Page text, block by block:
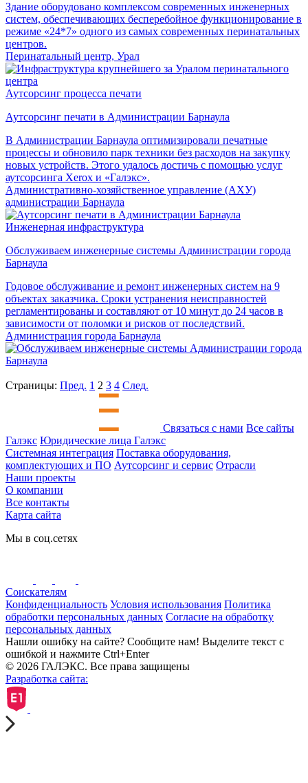
Здание оборудовано комплексом современных инженерных
систем, обеспечивающих бесперебойное функционирование в
режиме «24*7» одного из самых современных перинатальных
центров.
Перинатальный центр, Урал
Аутсорсинг процесса печати
Аутсорсинг печати в Администрации Барнаула
В Администрации Барнаула оптимизировали печатные
процессы и обновило парк техники без расходов на закупку
новых устройств. Этого удалось достичь с помощью услуг
аутсорсинга Xerox и «Галэкс».
Административно-хозяйственное управление (АХУ)
администрации Барнаула
Инженерная инфраструктура
Обслуживаем инженерные системы Администрации города
Барнаула
Годовое обслуживание и ремонт инженерных систем на 9
объектах заказчика. Сроки устранения неисправностей
регламентированы и составляют от 10 минут до 24 часов в
зависимости от поломки и рисков от последствий.
Администрация города Барнаула
Страницы: Пред. 1 2 3 4 След.
Связаться с нами Все сайты
Галэкс Юридические лица Галэкс
Системная интеграция Поставка оборудования,
комплектующих и ПО Аутсорсинг и сервис Отрасли
Наши проекты
О компании
Все контакты
Карта сайта
Мы в соц.сетях
Соискателям
Конфиденциальность Условия использования Политика
обработки персональных данных Согласие на обработку
персональных данных
Нашли ошибку на сайте? Сообщите нам! Выделите текст с
ошибкой и нажмите Ctrl+Enter
© 2026 ГАЛЭКС. Все права защищены
Разработка сайта: